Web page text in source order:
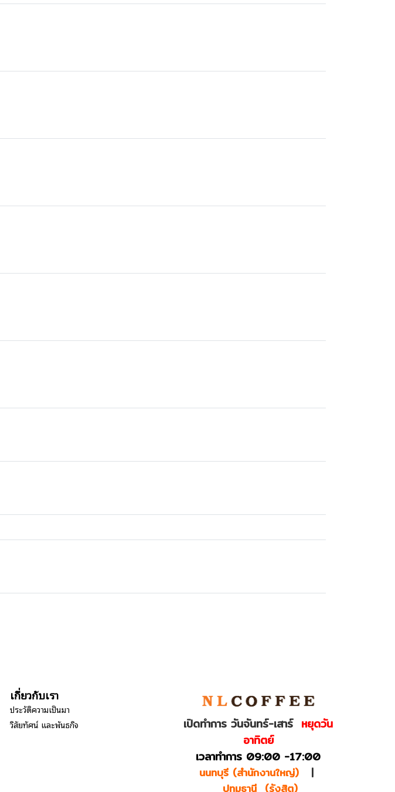
เกี่ยวกับเรา
ประวัติความเป็นมา
วิสัยทัศน์ และพันธกิจ
เปิดทำการ วันจันทร์-เสาร์ หยุดวัน
อาทิตย์
เวลาทำการ 09:00 -17:00
นนทบุรี (สำนักงานใหญ่) |
ปทุมธานี (รังสิต)